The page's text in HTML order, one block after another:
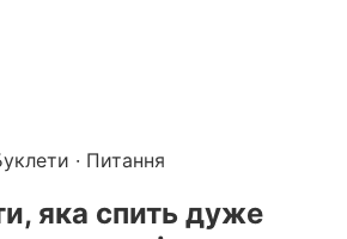
· Питання
яка спить дуже